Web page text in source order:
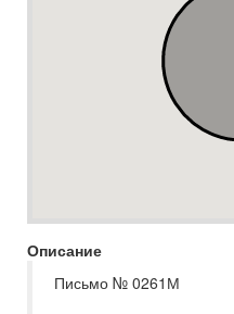
Описание
Письмо № 0261М